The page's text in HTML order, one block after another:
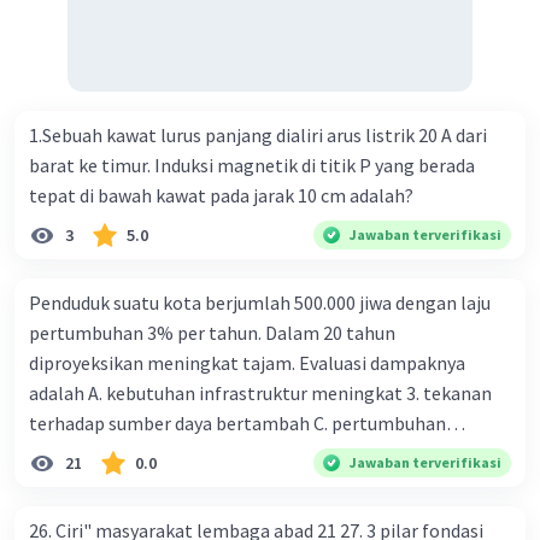
kontraktif dilakukan dengan cara .... a. Menurunkan
pengeluaran pemerintah (G), menambah pembayaran
transfer (Tr) dan meningkatkan pemungutan pajak (Tx) b.
Menurunkan G, mengurangi Tr, dan meningkatkan Tx c.
Menurunkan G, menambah Tr, dan menurunkan Tx d.
Meningkatkan G, menambah Tr, dan menurunkan Tx Cara
yang dilakukan kebijakan tingkat diskonto oleh Bank
Sentral dalam melakukan kebijakan moneter adalah .... a.
Mengatur jumlah pemberian kredit b. Menetapkan harga
surat-surat berharga di pasar uang c. Menetapkan giro
wajib minimum (reserved requirement ratio) d. Mengatur
tingkat bunga tabungan e. Mengatur tingkat bunga
1.Sebuah kawat lurus panjang dialiri arus listrik 20 A dari
barat ke timur. Induksi magnetik di titik P yang berada
tepat di bawah kawat pada jarak 10 cm adalah?
3 5.0 Jawaban terverifikasi
Penduduk suatu kota berjumlah 500.000 jiwa dengan laju
pertumbuhan 3% per tahun. Dalam 20 tahun
diproyeksikan meningkat tajam. Evaluasi dampaknya
adalah A. kebutuhan infrastruktur meningkat 3. tekanan
terhadap sumber daya bertambah C. pertumbuhan
eksponensial berdampak jangka panjang D. tidak
memengaruhi tata ruang E. proyeksi penduduk penting
21 0.0 Jawaban terverifikasi
26. Ciri" masyarakat lembaga abad 21 27. 3 pilar fondasi